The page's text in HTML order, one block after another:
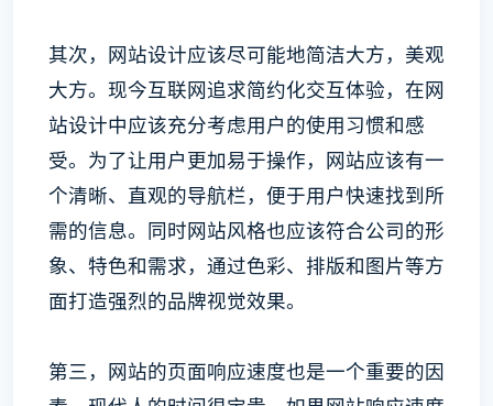
其次，网站设计应该尽可能地简洁大方，美观
大方。现今互联网追求简约化交互体验，在网
站设计中应该充分考虑用户的使用习惯和感
受。为了让用户更加易于操作，网站应该有一
个清晰、直观的导航栏，便于用户快速找到所
需的信息。同时网站风格也应该符合公司的形
象、特色和需求，通过色彩、排版和图片等方
面打造强烈的品牌视觉效果。
第三，网站的页面响应速度也是一个重要的因